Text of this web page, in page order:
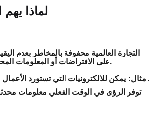
لماذا يهم
التجارة العالمية محفوفة بالمخاطر بعدم
على الافتراضات أو المعلومات المحدودة إلى أخطاء مكلفة. اتخاذ القرارات التي تعتمد على البيانات يقلل من هذا المخاطر.
مثال: يمكن للالكترونيات التي تستورد الأعمال استخدام بيانات التجارة التاريخية لتوقع تقلبات الطلب وتجنب التغلب أو المخزونات.
توفر الرؤى في الوقت الفعلي معلومات